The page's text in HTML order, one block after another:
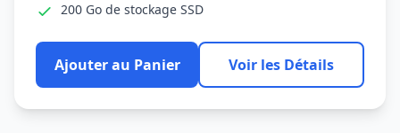
200 Go de stockage SSD
Ajouter au Panier Voir les Détails